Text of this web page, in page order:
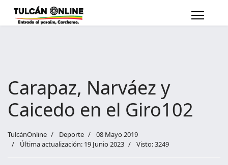
Carapaz, Narváez y
Caicedo en el Giro102
TulcánOnline Deporte
08 Mayo 2019
Última actualización: 19 Junio 2023
Visto: 3249